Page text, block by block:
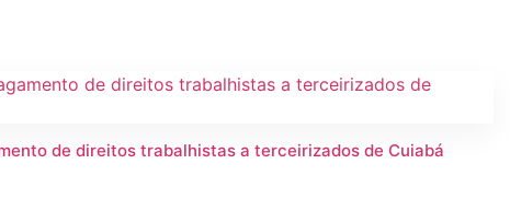
de direitos trabalhistas a terceirizados de Cuiabá